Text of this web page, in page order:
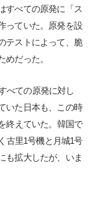
すべての原発に「ス
っていた。原発を設
テストによって、脆
だった。
べての原発に対し
いた日本も、この時
終えていた。韓国で
古里1号機と月城1号
も拡大したが、いま